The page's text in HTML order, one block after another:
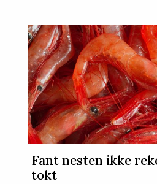
Fant nesten ikke
tokt